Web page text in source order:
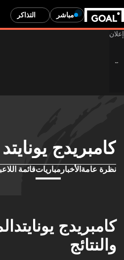
مباشر التذاكر
كامبريدج يونايتد
نظرة عامة الأخبار مبارياتقائمة
كامبريدج
والنتائج